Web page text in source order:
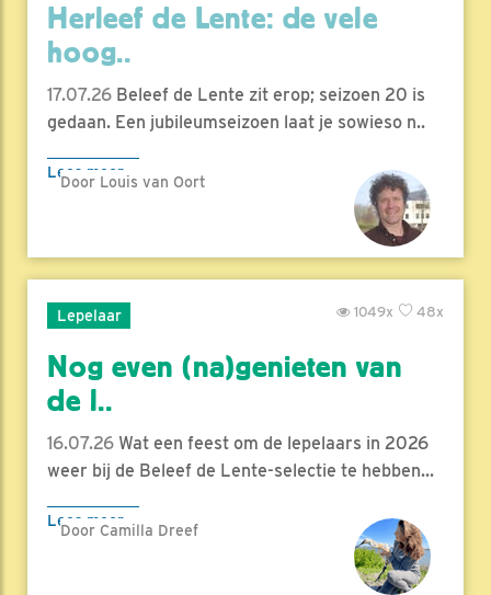
Herleef de Lente: de vele
hoog..
17.07.26 Beleef de Lente zit erop; seizoen 20 is
gedaan. Een jubileumseizoen laat je sowieso n..
Lees meer
Door Louis van Oort
Lepelaar 48x
1049x
Nog even (na)genieten van
de l..
16.07.26 Wat een feest om de lepelaars in 2026
weer bij de Beleef de Lente-selectie te hebben...
Lees meer
Door Camilla Dreef